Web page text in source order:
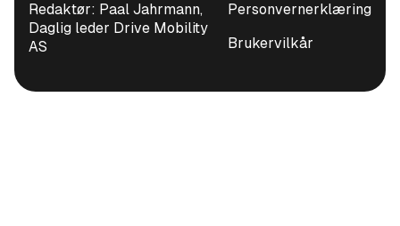
Redaktør: Paal Jahrmann,
Daglig leder Drive Mobility
AS
Personvernerklæring
Brukervilkår